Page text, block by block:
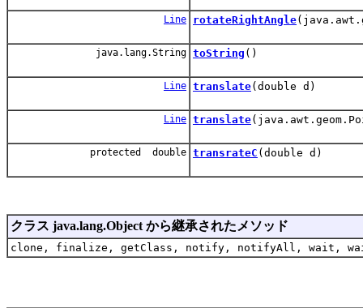
Line rotateRightAngle
java.lang.String toString ()
Line translate(double d)
Line translate
protected double transrateC (double d)
クラス java.lang.Object から継承されたメソッド
clone, finalize, getClass, notify, notifyAll, wait,